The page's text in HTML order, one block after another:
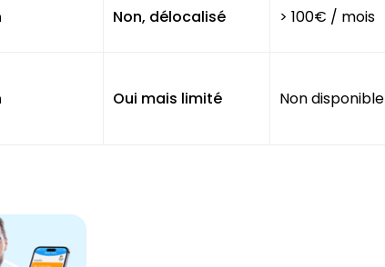
Non, délocalisé > 100€ / mois
Oui mais limité Non disponible